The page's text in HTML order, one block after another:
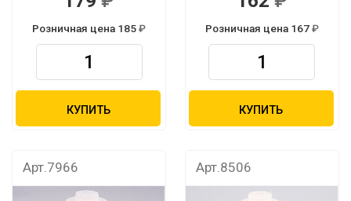
Розничная цена 185
КУПИТЬ
Розничная цена 167
КУПИТЬ
Арт.7966 Арт.8506